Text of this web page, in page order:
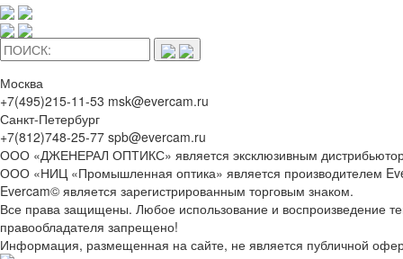
Москва
+7(495)215-11-53 msk@evercam.ru
Санкт-Петербург
+7(812)748-25-77 spb@evercam.ru
ООО «ДЖЕНЕРАЛ ОПТИКС» является эксклюзивным
ООО «НИЦ «Промышленная оптика» является производителем
Evercam© является зарегистрированным торговым знаком.
Все права защищены. Любое использование и воспроизведение
правообладателя запрещено!
Информация, размещенная на сайте, не является публичной